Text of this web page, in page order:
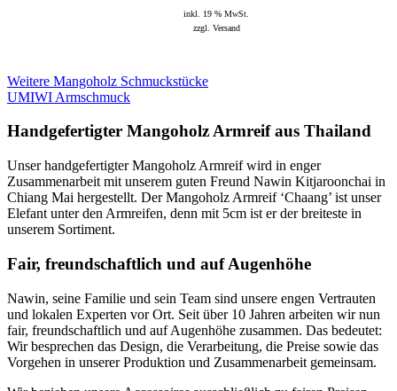
inkl. 19 % MwSt.
zzgl. Versand
Weitere Mangoholz Schmuckstücke
UMIWI Armschmuck
Handgefertigter Mangoholz Armreif aus Thailand
Unser handgefertigter Mangoholz Armreif wird in enger
Zusammenarbeit mit unserem guten Freund Nawin Kitjaroonchai in
Chiang Mai hergestellt. Der Mangoholz Armreif ‘Chaang’ ist unser
Elefant unter den Armreifen, denn mit 5cm ist er der breiteste in
unserem Sortiment.
Fair, freundschaftlich und auf Augenhöhe
Nawin, seine Familie und sein Team sind unsere engen Vertrauten
und lokalen Experten vor Ort. Seit über 10 Jahren arbeiten wir nun
fair, freundschaftlich und auf Augenhöhe zusammen. Das bedeutet:
Wir besprechen das Design, die Verarbeitung, die Preise sowie das
Vorgehen in unserer Produktion und Zusammenarbeit gemeinsam.